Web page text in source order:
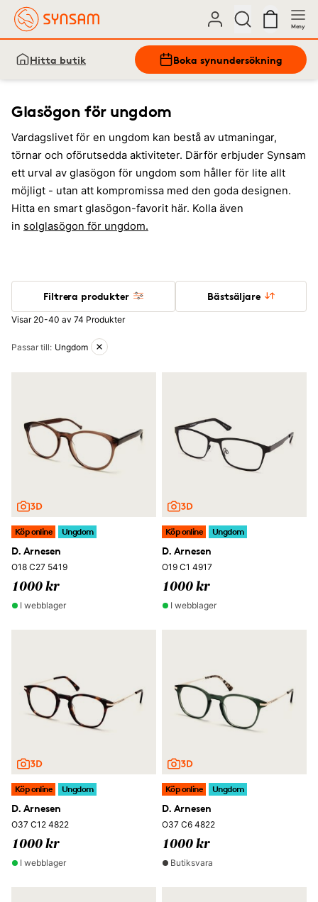
Meny
Hitta butik Boka synundersökning
Glasögon för ungdom
Vardagslivet för en ungdom kan bestå av utmaningar,
törnar och oförutsedda aktiviteter. Därför erbjuder Synsam
ett urval av glasögon för ungdom som håller för lite allt
möjligt - utan att kompromissa med den goda designen.
Hitta en smart glasögon-favorit här. Kolla även
in solglasögon för ungdom.
Filtrera produkter Bästsäljare
Visar 20-40 av 74 Produkter
Aktiva filter
Passar till: Ungdom
Köp online Ungdom
D. Arnesen
O18 C27 5419
1000 kr
I webblager
Köp online Ungdom
D. Arnesen
O19 C1 4917
1000 kr
I webblager
Köp online Ungdom
D. Arnesen
O37 C12 4822
1000 kr
I webblager
Köp online Ungdom
D. Arnesen
O37 C6 4822
1000 kr
Butiksvara